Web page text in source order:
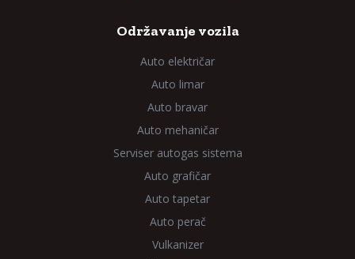
Održavanje vozila
Auto električar
Auto limar
Auto bravar
Auto mehaničar
Serviser autogas sistema
Auto grafičar
Auto tapetar
Auto perač
Vulkanizer